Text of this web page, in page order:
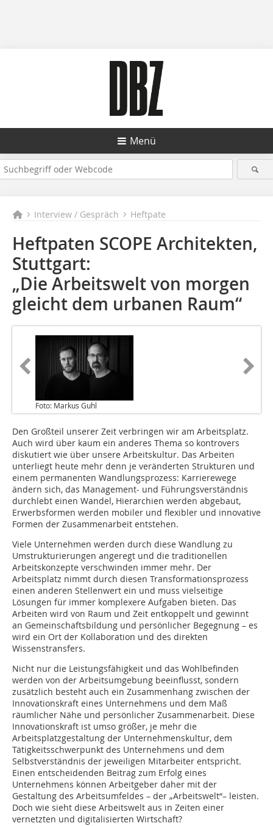
Menü
Interview / Gespräch Heftpate
Heftpaten SCOPE Architekten,
Stuttgart:
„Die Arbeitswelt von morgen
gleicht dem urbanen Raum“
Foto: Markus Guhl
Den Großteil unserer Zeit verbringen wir am Arbeitsplatz.
Auch wird über kaum ein anderes Thema so kontrovers
diskutiert wie über unsere Arbeitskultur. Das Arbeiten
unterliegt heute mehr denn je veränderten Strukturen und
einem permanenten Wandlungsprozess: Karrierewege
ändern sich, das Management- und Führungsverständnis
durchlebt einen Wandel, Hierarchien werden abgebaut,
Erwerbsformen werden mobiler und flexibler und innovative
Formen der Zusammenarbeit entstehen.
Viele Unternehmen werden durch diese Wandlung zu
Umstrukturierungen angeregt und die traditionellen
Arbeitskonzepte verschwinden immer mehr. Der
Arbeitsplatz nimmt durch diesen Transformationsprozess
einen anderen Stellenwert ein und muss vielseitige
Lösungen für immer komplexere Aufgaben bieten. Das
Arbeiten wird von Raum und Zeit entkoppelt und gewinnt
an Gemeinschaftsbildung und persönlicher Begegnung – es
wird ein Ort der Kollaboration und des direkten
Wissenstransfers.
Nicht nur die Leistungsfähigkeit und das Wohlbefinden
werden von der Arbeitsumgebung beeinflusst, sondern
zusätzlich besteht auch ein Zusammenhang zwischen der
Innovationskraft eines Unternehmens und dem Maß
räumlicher Nähe und persönlicher Zusammenarbeit. Diese
Innovationskraft ist umso größer, je mehr die
Arbeitsplatzgestaltung der Unternehmenskultur, dem
Tätigkeitsschwerpunkt des Unternehmens und dem
Selbstverständnis der jeweiligen Mit­arbeiter entspricht.
Einen entscheidenden Beitrag zum Erfolg eines
Unternehmens können Arbeitgeber daher mit der
Gestaltung des Arbeitsumfeldes – der „Arbeitswelt“– leisten.
Doch wie sieht diese Arbeitswelt aus in Zeiten einer
vernetzten und digitalisierten Wirtschaft?